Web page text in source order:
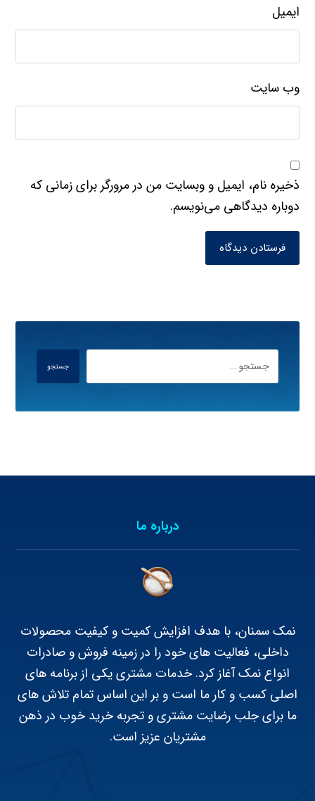
ایمیل
وب‌ سایت
ذخیره نام، ایمیل و وبسایت من در مرورگر برای زمانی که
دوباره دیدگاهی می‌نویسم.
فرستادن دیدگاه
جستجو
درباره ما
نمک سمنان، با هدف افزایش کمیت و کیفیت محصولات
داخلی، فعالیت های خود را در زمینه فروش و صادرات
انواع نمک آغاز کرد. خدمات مشتری یکی از برنامه های
اصلی کسب و کار ما است و بر این اساس تمام تلاش های
ما برای جلب رضایت مشتری و تجربه خرید خوب در ذهن
مشتریان عزیز است.